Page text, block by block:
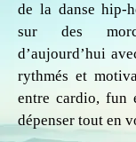
de la danse hip-
sur des
d’aujourd’hui
rythmés et
entre cardio, fun
dépenser tout en